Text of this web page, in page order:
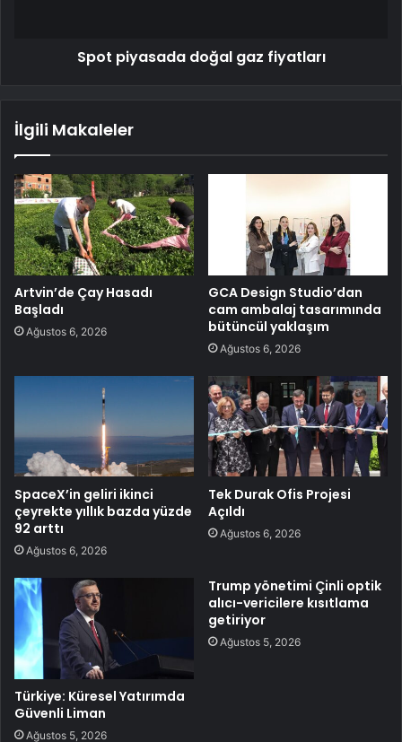
Spot piyasada doğal gaz fiyatları
İlgili Makaleler
Artvin’de Çay Hasadı
Başladı
Ağustos 6, 2026
GCA Design Studio’dan
cam ambalaj tasarımında
bütüncül yaklaşım
Ağustos 6, 2026
SpaceX’in geliri ikinci
çeyrekte yıllık bazda yüzde
92 arttı
Ağustos 6, 2026
Tek Durak Ofis Projesi
Açıldı
Ağustos 6, 2026
Türkiye: Küresel Yatırımda
Güvenli Liman
Ağustos 5, 2026
Trump yönetimi Çinli optik
alıcı-vericilere kısıtlama
getiriyor
Ağustos 5, 2026